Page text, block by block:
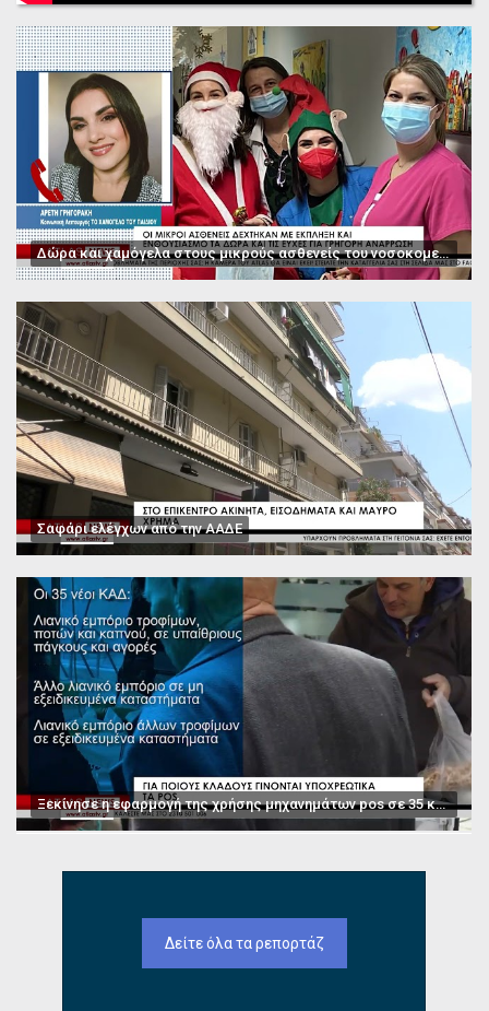
Δώρα και χαμόγελα στους μικρούς ασθενείς του νοσοκομείου Παπαγεωργίου
Σαφάρι ελέγχων από την ΑΑΔΕ
Ξεκίνησε η εφαρμογή της χρήσης μηχανημάτων pos σε 35 κατηγορίες επαγγελμάτων
Δείτε όλα τα ρεπορτάζ